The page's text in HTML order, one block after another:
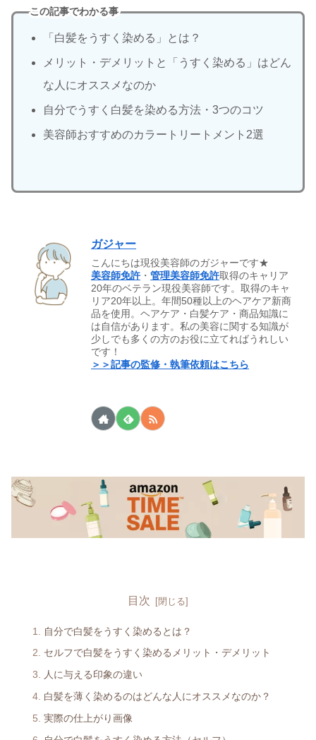
この記事でわかる事
「白髪をうすく染める」とは？
メリット・デメリットと「うすく染める」はどん
な人にオススメなのか
自分でうすく白髪を染める方法・3つのコツ
美容師おすすめのカラートリートメント2選
ガジャー
こんにちは現役美容師のガジャーです★
美容師免許 ・管理美容師免許取得のキャリア
20年のベテラン現役美容師です。取得のキャ
リア20年以上。年間50種以上のヘアケア新商
品を使用。ヘアケア・白髪ケア・商品知識に
は自信があります。私の美容に関する知識が
少しでも多くの方のお役に立てればうれしい
です！
＞＞記事の監修・執筆依頼はこちら
目次
自分で白髪をうすく染めるとは？
セルフで白髪をうすく染めるメリット・デメリット
人に与える印象の違い
白髪を薄く染めるのはどんな人にオススメなのか？
実際の仕上がり画像